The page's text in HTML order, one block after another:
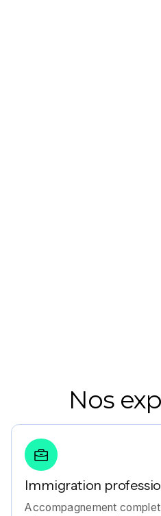
Nos
Immigration
Accompagnement